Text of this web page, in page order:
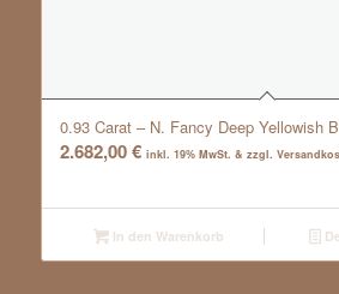
0.93 Carat – N. Fancy Deep Yellowish
2.682,00€ inkl. 19% MwSt. & zzgl.
In den Warenkorb